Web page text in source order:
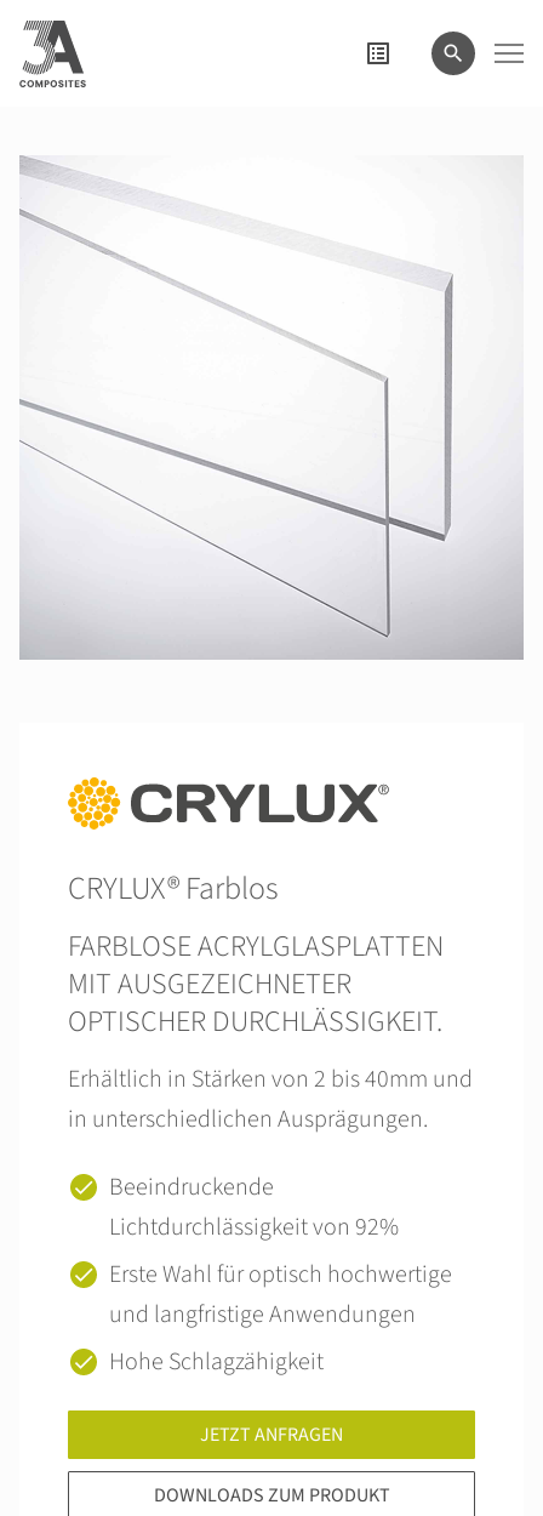
eingeben
CRYLUX® Farblos
FARBLOSE ACRYLGLASPLATTEN
MIT AUSGEZEICHNETER
OPTISCHER DURCHLÄSSIGKEIT.
Erhältlich in Stärken von 2 bis 40mm und
in unterschiedlichen Ausprägungen.
Beeindruckende
Lichtdurchlässigkeit von 92%
Erste Wahl für optisch hochwertige
und langfristige Anwendungen
Hohe Schlagzähigkeit
JETZT ANFRAGEN
DOWNLOADS ZUM PRODUKT